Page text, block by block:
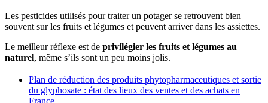
Les pesticides utilisés pour traiter un potager se retrouvent bien
souvent sur les fruits et légumes et peuvent arriver dans les assiettes.
Le meilleur réflexe est de privilégier les fruits et légumes au
naturel, même s’ils sont un peu moins jolis.
Plan de réduction des produits phytopharmaceutiques et sortie
du glyphosate : état des lieux des ventes et des achats en
France